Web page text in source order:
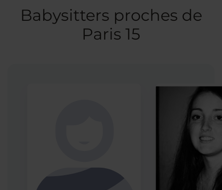
Babysitters proches de
Paris 15